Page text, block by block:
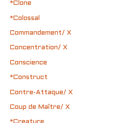
*Clone
*Colossal
Commandement/ X
Concentration/ X
Conscience
*Construct
Contre-Attaque/ X
Coup de Maître/ X